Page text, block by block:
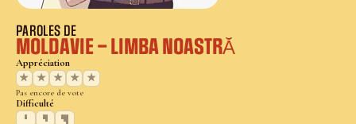
PAROLES DE
MOLDAVIE – LIMBA NOASTRĂ
Appréciation
★
★ ★ ★ ★
Pas encore de vote
Difficulté